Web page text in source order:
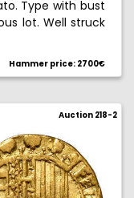
Type with bust
lot. Well struck
Hammer price: 2700€
Auction 218-2